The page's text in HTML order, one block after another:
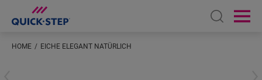
Open
HOME EICHE ELEGANT NATÜRLICH